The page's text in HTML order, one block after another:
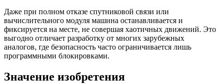
Даже при полном отказе спутниковой связи или
вычислительного модуля машина останавливается и
фиксируется на месте, не совершая хаотичных движений. Это
выгодно отличает разработку от многих зарубежных
аналогов, где безопасность часто ограничивается лишь
программными блокировками.
Значение изобретения